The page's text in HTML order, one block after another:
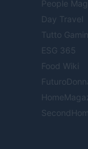
People
Day Travel
Tutto
ESG 365
Food Wiki